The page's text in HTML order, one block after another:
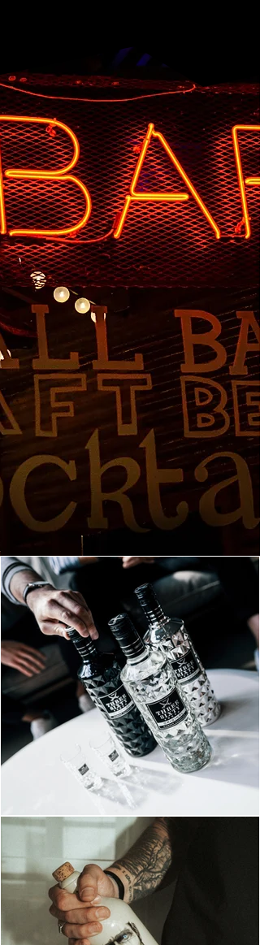
ЗА НАС
Историята на компанията ни започва
през 2022г. в стремеж за постигане на нов,
различен, модерен и бърз процес за
разпространение и налагане на
иновативни премиум алкохолни и
безалкохолни брандове в търговската
мрежа.Доказаният търговски опит и
умения на екипа ни, натрупани през
последните 15 години са причина за редица
успешни проекти и именно изградения
професионален подход в работата е
нашия двигател за бърз растеж. Ето защо
през 2023г. разширихме дистрибуцията
си на национално ниво в резултат
партньорството ни с регионално
разпределена мрежа логистични
партньори.
Утвърдените и развиващи се иновативни
практики определят
Cherry-Picking Co
като лоялен целеустремен партньор,
мотивиран от бързо променящата се
пазарна среда в страната. А ежедневно
растящата ни дистрибуционна мрежа и
доверието на нашите партньори
валидира избраната от нас стратегия и
ни тласка да продължим развитието
си.
Сред партньорите ни днес се
отличават международно признати
брандове като:Three Sixty Vodka , KYRÖ,
Mr. Black, Knut Hansen Gin, Fritz-Kola,
Barracuda, Soda Libre, Topanito 100% agave
Aluna Rum
и други